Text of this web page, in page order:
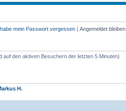
mein Passwort vergessen | Angemeldet bleiben
auf den aktiven Besuchern der letzten 5 Minuten)
H.